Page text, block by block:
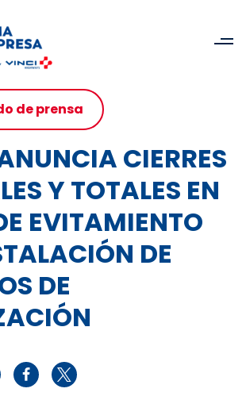
de prensa
CIERRES
Y TOTALES EN
EVITAMIENTO
DE
DE